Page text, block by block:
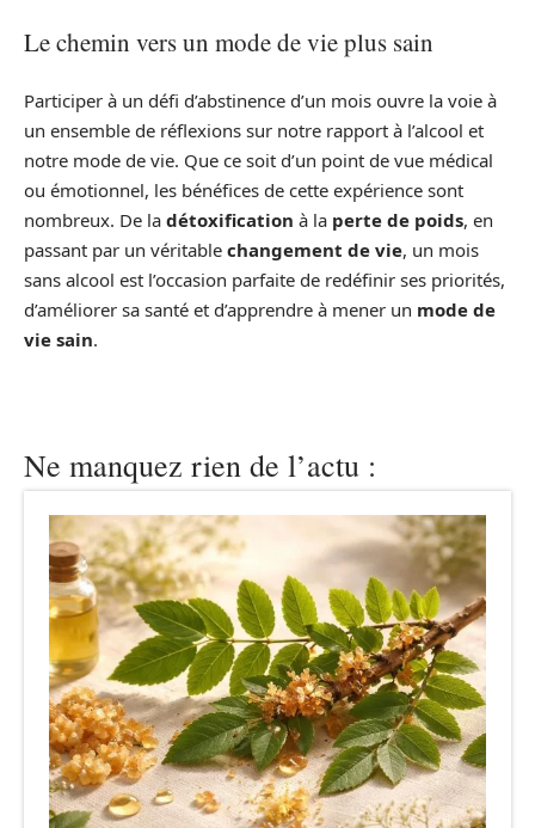
Le chemin vers un mode de vie plus sain
Participer à un défi d’abstinence d’un mois ouvre la voie à
un ensemble de réflexions sur notre rapport à l’alcool et
notre mode de vie. Que ce soit d’un point de vue médical
ou émotionnel, les bénéfices de cette expérience sont
nombreux. De la détoxification à la perte de poids, en
passant par un véritable changement de vie, un mois
sans alcool est l’occasion parfaite de redéfinir ses priorités,
d’améliorer sa santé et d’apprendre à mener un mode de
vie sain.
Ne manquez rien de l’actu :